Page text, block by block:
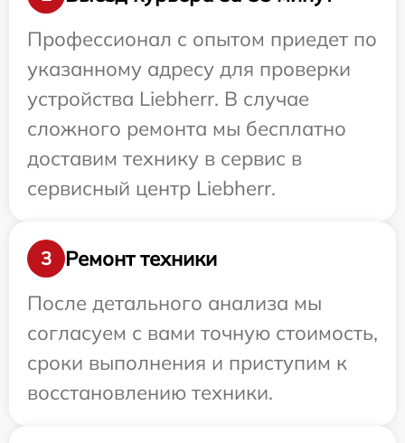
Профессионал с опытом приедет по
указанному адресу для проверки
устройства Liebherr. В случае
сложного ремонта мы бесплатно
доставим технику в сервис в
сервисный центр Liebherr.
3
Ремонт техники
После детального анализа мы
согласуем с вами точную стоимость,
сроки выполнения и приступим к
восстановлению техники.